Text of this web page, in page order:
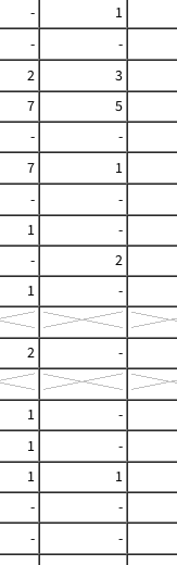
- 1
- -
2 3
7 5
- -
7 1
- -
1 -
- 2
1 -
2 -
1 -
1 -
1 1
- -
- -